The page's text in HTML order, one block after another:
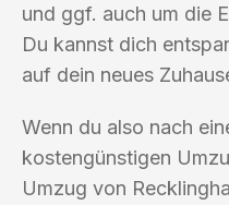
und ggf. auch um die
Du kannst dich
auf dein neues
Wenn du also nach
kostengünstigen
Umzug von